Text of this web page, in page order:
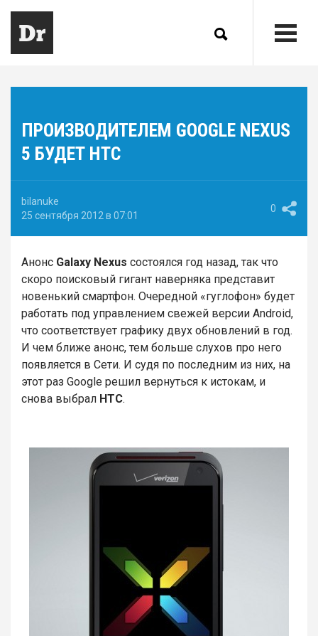
ПРОИЗВОДИТЕЛЕМ GOOGLE NEXUS
5 БУДЕТ HTC
bilanuke
25 сентября 2012 в 07:01
0
Анонс Galaxy Nexus состоялся год назад, так что
скоро поисковый гигант наверняка представит
новенький смартфон. Очередной «гуглофон» будет
работать под управлением свежей версии Android,
что соответствует графику двух обновлений в год.
И чем ближе анонс, тем больше слухов про него
появляется в Сети. И судя по последним из них, на
этот раз Google решил вернуться к истокам, и
снова выбрал HTC.